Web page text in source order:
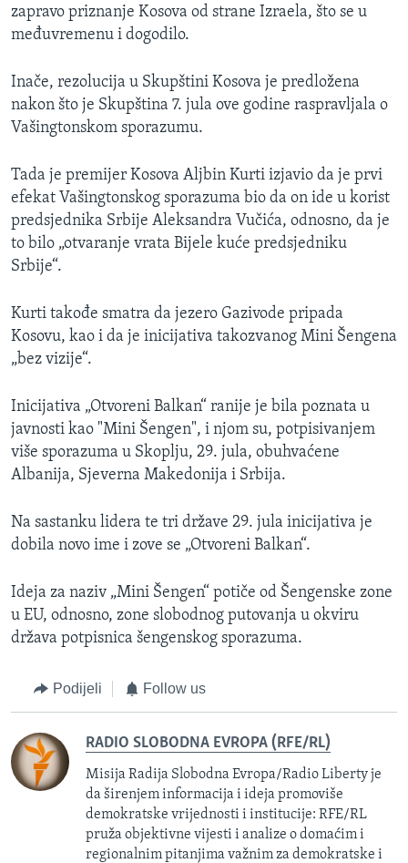
zapravo priznanje Kosova od strane Izraela, što se u
međuvremenu i dogodilo.
Inače, rezolucija u Skupštini Kosova je predložena
nakon što je Skupština 7. jula ove godine raspravljala o
Vašingtonskom sporazumu.
Tada je premijer Kosova Aljbin Kurti izjavio da je prvi
efekat Vašingtonskog sporazuma bio da on ide u korist
predsjednika Srbije Aleksandra Vučića, odnosno, da je
to bilo „otvaranje vrata Bijele kuće predsjedniku
Srbije“.
Kurti takođe smatra da jezero Gazivode pripada
Kosovu, kao i da je inicijativa takozvanog Mini Šengena
„bez vizije“.
Inicijativa „Otvoreni Balkan“ ranije je bila poznata u
javnosti kao "Mini Šengen", i njom su, potpisivanjem
više sporazuma u Skoplju, 29. jula, obuhvaćene
Albanija, Sjeverna Makedonija i Srbija.
Na sastanku lidera te tri države 29. jula inicijativa je
dobila novo ime i zove se „Otvoreni Balkan“.
Ideja za naziv „Mini Šengen“ potiče od Šengenske zone
u EU, odnosno, zone slobodnog putovanja u okviru
država potpisnica šengenskog sporazuma.
Podijeli Follow us
RADIO SLOBODNA EVROPA (RFE/RL)
Misija Radija Slobodna Evropa/Radio Liberty je
da širenjem informacija i ideja promoviše
demokratske vrijednosti i institucije: RFE/RL
pruža objektivne vijesti i analize o domaćim i
regionalnim pitanjima važnim za demokratske i